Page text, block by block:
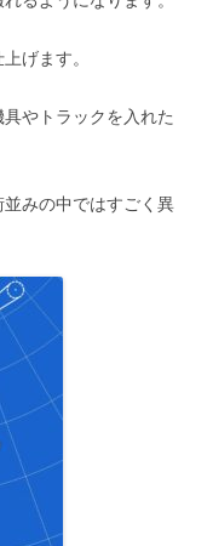
げます。
やトラックを入れた
みの中ではすごく異